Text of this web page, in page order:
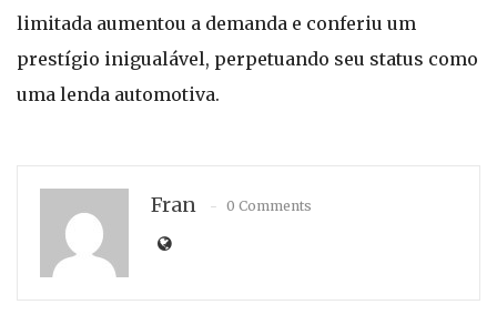
limitada aumentou a demanda e conferiu um
prestígio inigualável, perpetuando seu status como
uma lenda automotiva.
Fran 0 Comments